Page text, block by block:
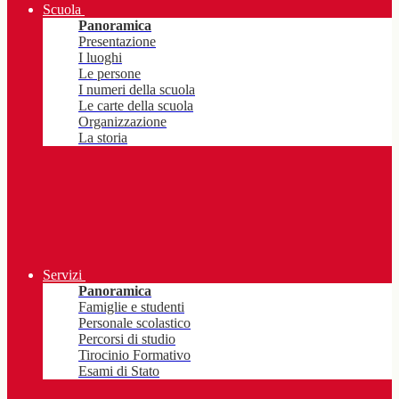
Scuola
Panoramica
Presentazione
I luoghi
Le persone
I numeri della scuola
Le carte della scuola
Organizzazione
La storia
Servizi
Panoramica
Famiglie e studenti
Personale scolastico
Percorsi di studio
Tirocinio Formativo
Esami di Stato